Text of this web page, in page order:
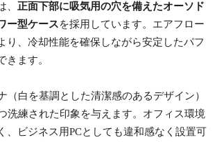
、 正面下部に吸気用の穴を備えたオーソド
ー型ケースを採用しています。エアフロー
り、冷却性能を確保しながら安定したパフ
きます。
（白を基調とした清潔感のあるデザイン）
洗練された印象を与えます。オフィス環境
、ビジネス用PCとしても違和感なく設置可